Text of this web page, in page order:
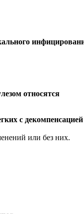
относятся
с
или без них.